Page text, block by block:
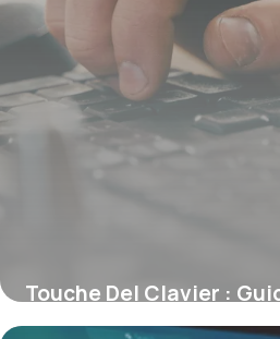
Touche Del Clavier :
2026